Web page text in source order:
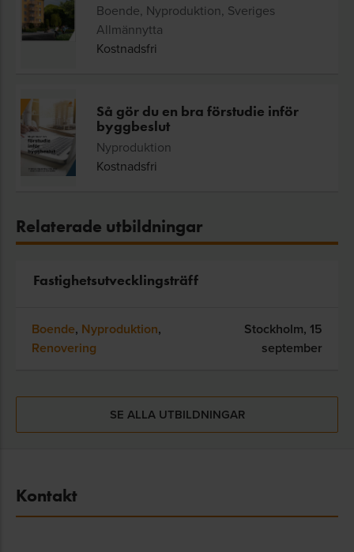
Boende, Nyproduktion, Sveriges
Allmännytta
Kostnadsfri
Så gör du en bra förstudie inför
byggbeslut
Nyproduktion
Kostnadsfri
Relaterade utbildningar
Fastighetsutvecklingsträff
Boende, Nyproduktion,
Renovering
Stockholm, 15
september
SE ALLA UTBILDNINGAR
Kontakt